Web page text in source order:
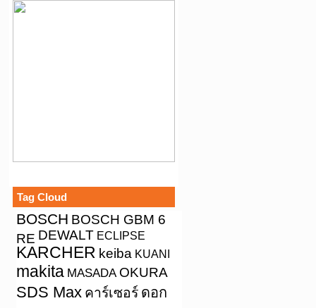
Tag Cloud
BOSCH BOSCH GBM 6
RE DEWALT ECLIPSE
KARCHER keiba KUANI
makita MASADA OKURA
SDS Max คาร์เซอร์ ดอก